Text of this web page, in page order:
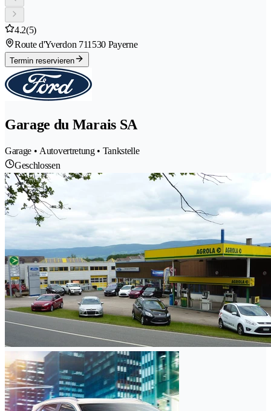
4.2(5)
Route d'Yverdon 711530 Payerne
Termin reservieren
Garage du Marais SA
Garage • Autovertretung • Tankstelle
Geschlossen